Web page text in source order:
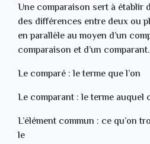
Une comparaison sert à établir
des différences entre deux ou
en parallèle au moyen d’un
comparaison et d’un comparant.
Le comparé : le terme que l’on
Le comparant : le terme auquel
L’élément commun : ce qu’on
le